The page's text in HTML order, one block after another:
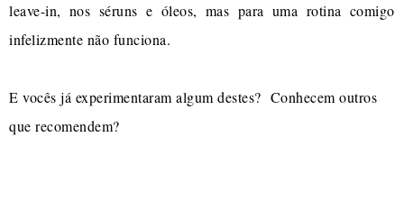
leave-in, nos séruns e óleos, mas para uma rotina comigo
infelizmente não funciona.
E vocês já experimentaram algum destes? Conhecem outros
que recomendem?